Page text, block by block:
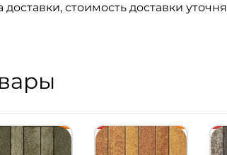
доставки, стоимость доставки